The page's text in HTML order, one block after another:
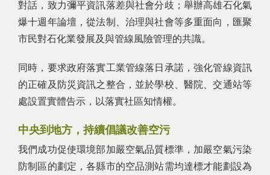
對話，致力彌平資訊落差與社會分歧；舉辦高雄石化氣
爆十週年論壇，從法制、治理與社會等多重面向，匯聚
市民對石化業發展及與管線風險管理的共識。
同時，要求政府落實工業管線落日承諾，強化管線資訊
的正確及防災資訊之整合，並於學校、醫院、交通站等
處設置實體告示，以落實社區知情權。
中央到地方，持續倡議改善空污
我們成功促使環境部加嚴空氣品質標準，加嚴空氣污染
防制區的劃定，各縣市的空品測站需均達標才能劃設為